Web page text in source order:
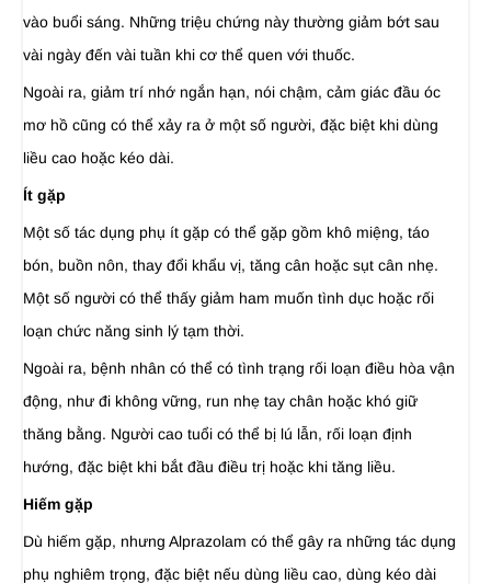
vào buổi sáng. Những triệu chứng này thường giảm bớt sau
vài ngày đến vài tuần khi cơ thể quen với thuốc.
Ngoài ra, giảm trí nhớ ngắn hạn, nói chậm, cảm giác đầu óc
mơ hồ cũng có thể xảy ra ở một số người, đặc biệt khi dùng
liều cao hoặc kéo dài.
Ít gặp
Một số tác dụng phụ ít gặp có thể gặp gồm khô miệng, táo
bón, buồn nôn, thay đổi khẩu vị, tăng cân hoặc sụt cân nhẹ.
Một số người có thể thấy giảm ham muốn tình dục hoặc rối
loạn chức năng sinh lý tạm thời.
Ngoài ra, bệnh nhân có thể có tình trạng rối loạn điều hòa vận
động, như đi không vững, run nhẹ tay chân hoặc khó giữ
thăng bằng. Người cao tuổi có thể bị lú lẫn, rối loạn định
hướng, đặc biệt khi bắt đầu điều trị hoặc khi tăng liều.
Hiếm gặp
Dù hiếm gặp, nhưng Alprazolam có thể gây ra những tác dụng
phụ nghiêm trọng, đặc biệt nếu dùng liều cao, dùng kéo dài